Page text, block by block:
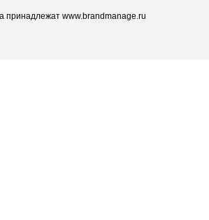
принадлежат www.brandmanage.ru